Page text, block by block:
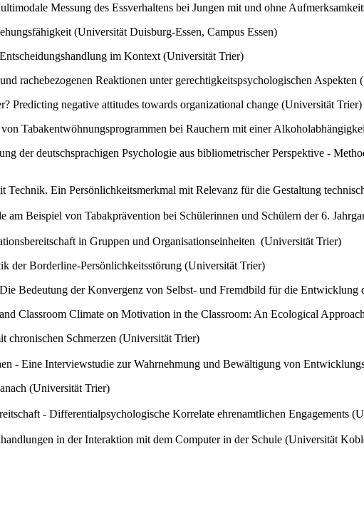
Messung des Essverhaltens bei Jungen mit und ohne
(Universität Duisburg-Essen, Campus Essen)
im Kontext (Universität Trier)
rachebezogenen Reaktionen unter gerechtigkeitspsychologischen Aspekten
Predicting negative attitudes towards organizational change (Universität Trier)
Tabakentwöhnungsprogrammen bei Rauchern mit einer
der deutschsprachigen Psychologie aus bibliometrischer Perspektive -
Ein Persönlichkeitsmerkmal mit Relevanz für die Gestaltung
am Beispiel von Tabakprävention bei Schülerinnen und Schülern der 6.
in Gruppen und Organisationseinheiten (Universität Trier)
der Borderline-Persönlichkeitsstörung (Universität Trier)
Bedeutung der Konvergenz von Selbst- und Fremdbild für die Entwicklung
Classroom Climate on Motivation in the Classroom: An Ecological
chronischen Schmerzen (Universität Trier)
- Eine Interviewstudie zur Wahrnehmung und Bewältigung von
(Universität Trier)
- Differentialpsychologische Korrelate ehrenamtlichen Engagements
in der Interaktion mit dem Computer in der Schule (Universität